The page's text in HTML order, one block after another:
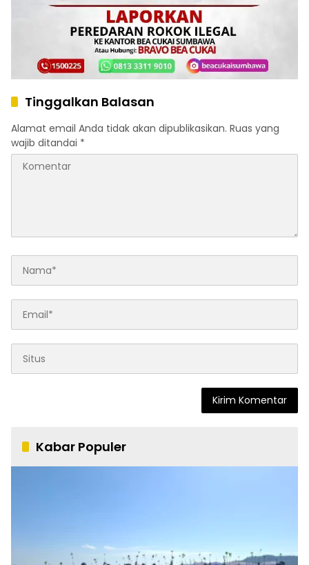
Tinggalkan Balasan
Alamat email Anda tidak akan dipublikasikan. Ruas yang
wajib ditandai *
Kabar Populer